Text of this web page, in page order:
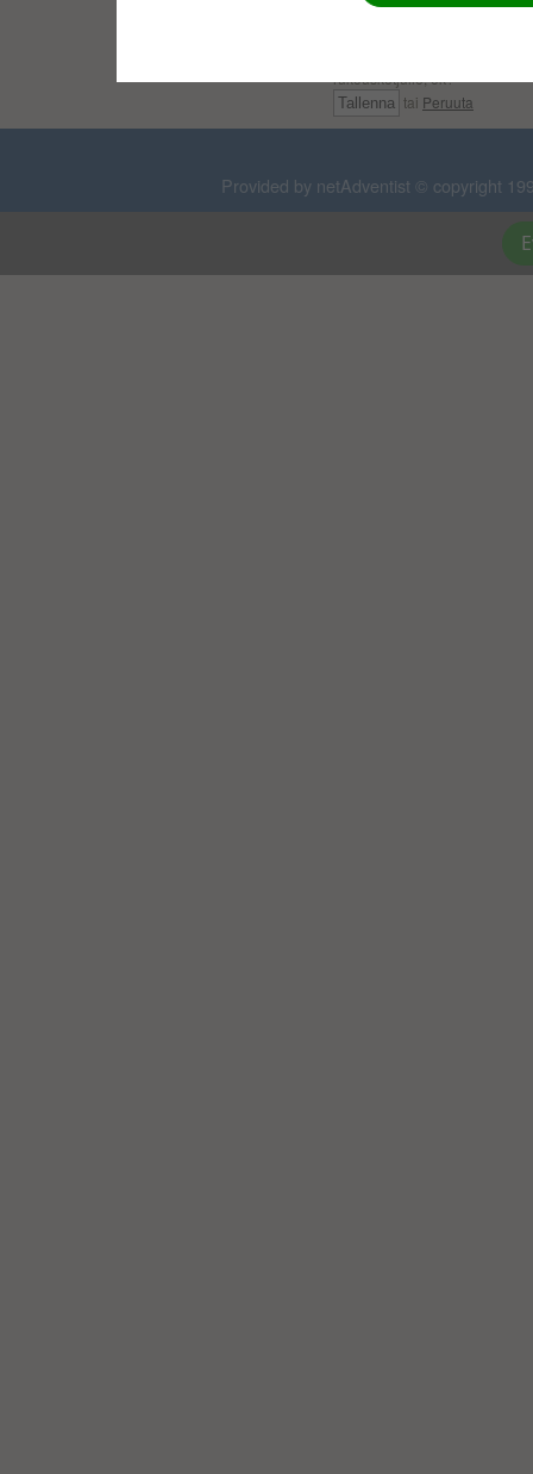
Tietoni tallennetaan
rukousketjulle, ok?
tai Peruuta
Provided by netAdventist © copyright